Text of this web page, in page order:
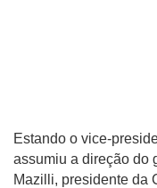
Estando o vice-
assumiu a direção do
Mazilli, presidente da